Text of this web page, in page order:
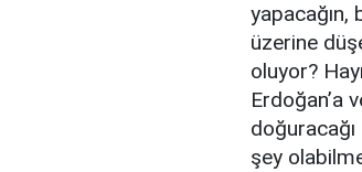
üzerine
oluyor?
Erdoğan’a
şey